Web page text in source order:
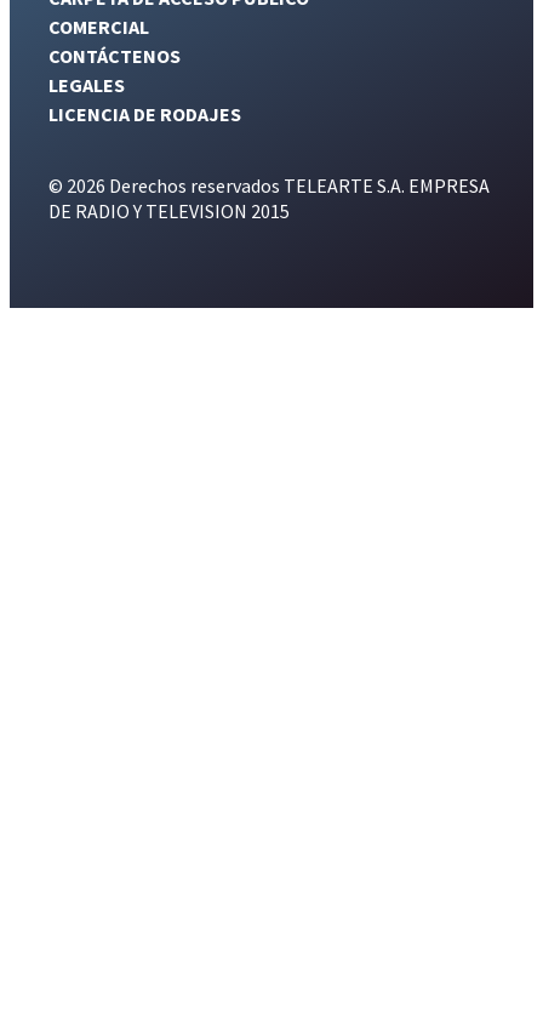
COMERCIAL
CONTÁCTENOS
LEGALES
LICENCIA DE RODAJES
© 2026 Derechos reservados TELEARTE S.A. EMPRESA
DE RADIO Y TELEVISION 2015